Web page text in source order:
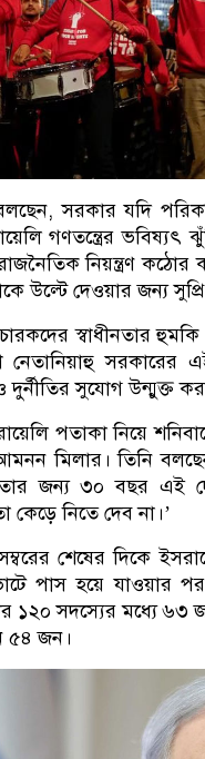
বলছেন, সরকার যদি
গণতন্ত্রের ভবিষ্যৎ
নিয়ন্ত্রণ কঠোর
উল্টে দেওয়ার জন্য
স্বাধীনতার হুমকি
নেতানিয়াহু সরকারের
সুযোগ উন্মুক্ত
পতাকা নিয়ে
মিলার। তিনি
জন্য ৩০ বছর এই
কেড়ে নিতে দেব না।’
শেষের দিকে
পাস হয়ে যাওয়ার পর
১২০ সদস্যের মধ্যে
৫৪ জন।